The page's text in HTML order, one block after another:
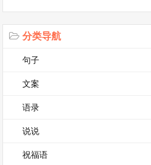
小刚还特别喜欢冒险。有一
山上有一个废弃的小屋，里
着我一起去探险。我们沿着
怕，他在屋里东翻西找，
藏，但是我们却度过了一个
分类导航
句子
文案
语录
说说
祝福语